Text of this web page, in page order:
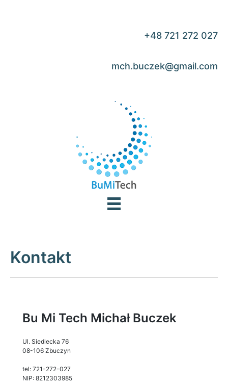
+48 721 272 027
mch.buczek@gmail.com
Kontakt
Bu Mi Tech Michał Buczek
Ul. Siedlecka 76
08-106 Zbuczyn
tel: 721-272-027
NIP: 8212303985